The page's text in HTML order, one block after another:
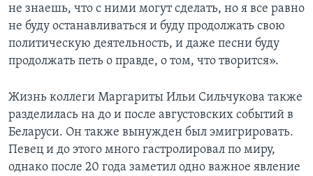
не знаешь, что с ними могут сделать, но я все равно
не буду останавливаться и буду продолжать свою
политическую деятельность, и даже песни буду
продолжать петь о правде, о том, что творится».
Жизнь коллеги Маргариты Ильи Сильчукова также
разделилась на до и после августовских событий в
Беларуси. Он также вынужден был эмигрировать.
Певец и до этого много гастролировал по миру,
однако после 20 года заметил одно важное явление